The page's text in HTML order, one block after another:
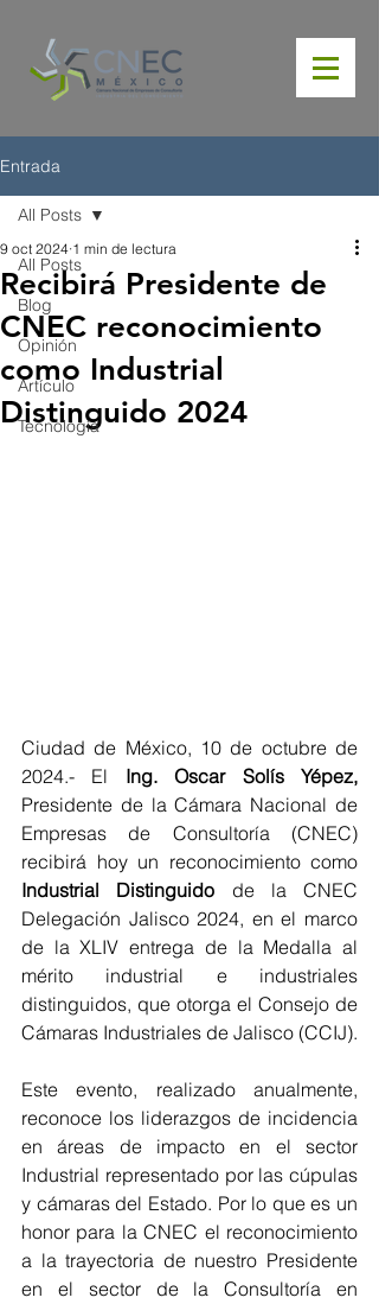
Entrada
All Posts
Blog
Opinión
Artículo
Tecnología
All Posts
Recibirá Presidente de
CNEC reconocimiento
como Industrial
Distinguido 2024
9 oct 2024 1 min de lectura
Ciudad de México, 10 de octubre de
2024.- El Ing. Oscar Solís Yépez,
Presidente de la Cámara Nacional de
Empresas de Consultoría (CNEC)
Industrial Distinguido de la CNEC
Delegación Jalisco 2024, en el marco
de la XLIV entrega de la Medalla al
mérito industrial e industriales
distinguidos, que otorga el Consejo de
Cámaras Industriales de Jalisco (CCIJ).
Este evento, realizado anualmente,
reconoce los liderazgos de incidencia
en áreas de impacto en el sector
Industrial representado por las cúpulas
y cámaras del Estado. Por lo que es un
honor para la CNEC el reconocimiento
a la trayectoria de nuestro Presidente
en el sector de la Consultoría en